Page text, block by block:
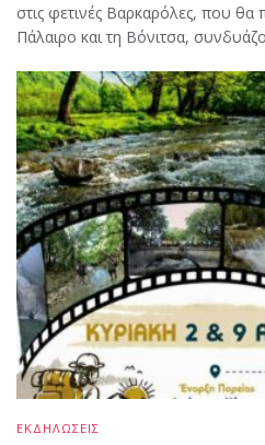
στις φετινές Βαρκαρόλες, που
Πάλαιρο και τη Βόνιτσα,
ΕΚΔΗΛΩΣΕΙΣ